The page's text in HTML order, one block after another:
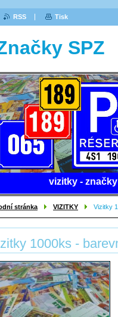
SPZ
vizitky -
stránka VIZITKY Vizitky
1000ks -
RSS Tisk